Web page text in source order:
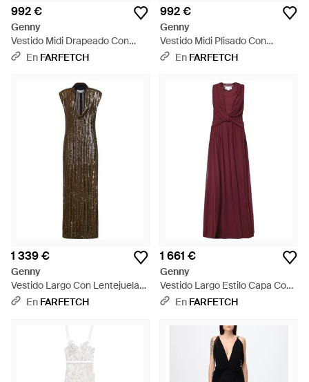
992 €
Genny
Vestido Midi Drapeado Con
Lazo Lateral - Blanco
En FARFETCH
992 €
Genny
Vestido Midi Plisado Con
Detalle De Lazo - Negro
En FARFETCH
1 339 €
Genny
Vestido Largo Con Lentejuelas
Y Cuello Desbocado - Neutro
En FARFETCH
1 661 €
Genny
Vestido Largo Estilo Capa Con
Detalle Retorcido - Morado
En FARFETCH